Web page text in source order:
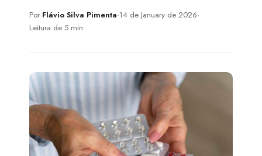
Por Flávio Silva Pimenta·14 de January de 2026·
Leitura de 5 min